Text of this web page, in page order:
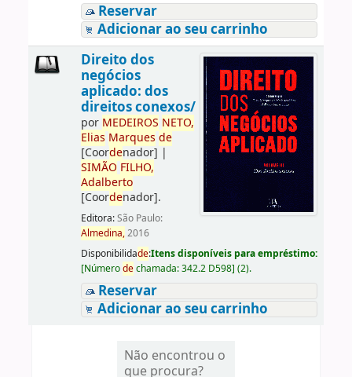
Reservar
Adicionar ao seu carrinho
Direito dos
negócios
aplicado: dos
direitos conexos/
por MEDEIROS NETO,
Elias Marques de
[Coordenador] |
SIMÃO FILHO,
Adalberto
[Coordenador].
Editora:São Paulo:
Almedina,2016
Disponibilidade:Itens disponíveis para empréstimo:
[Númerodechamada:342.2 D598] (2).
Reservar
Adicionar ao seu carrinho
Não encontrou o
que procura?